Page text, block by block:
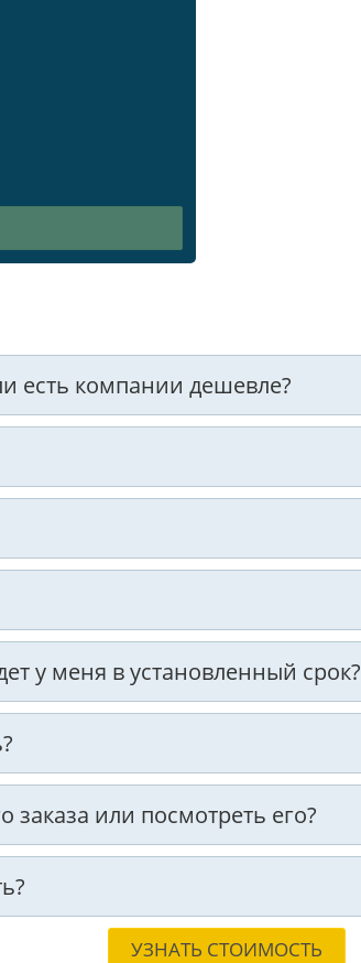
есть компании дешевле?
у меня в установленный срок?
заказа или посмотреть его?
УЗНАТЬ СТОИМОСТЬ